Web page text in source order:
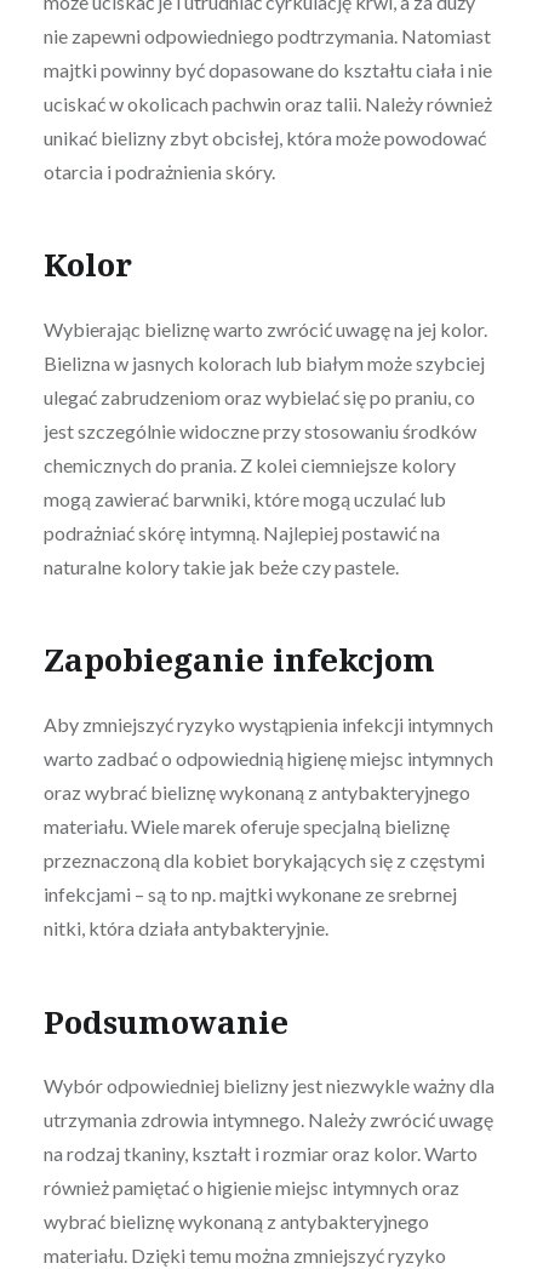
nie zapewni odpowiedniego podtrzymania. Natomiast
majtki powinny być dopasowane do kształtu ciała i nie
uciskać w okolicach pachwin oraz talii. Należy również
unikać bielizny zbyt obcisłej, która może powodować
otarcia i podrażnienia skóry.
Kolor
Wybierając bieliznę warto zwrócić uwagę na jej kolor.
Bielizna w jasnych kolorach lub białym może szybciej
ulegać zabrudzeniom oraz wybielać się po praniu, co
jest szczególnie widoczne przy stosowaniu środków
chemicznych do prania. Z kolei ciemniejsze kolory
mogą zawierać barwniki, które mogą uczulać lub
podrażniać skórę intymną. Najlepiej postawić na
naturalne kolory takie jak beże czy pastele.
Zapobieganie infekcjom
Aby zmniejszyć ryzyko wystąpienia infekcji intymnych
warto zadbać o odpowiednią higienę miejsc intymnych
oraz wybrać bieliznę wykonaną z antybakteryjnego
materiału. Wiele marek oferuje specjalną bieliznę
przeznaczoną dla kobiet borykających się z częstymi
infekcjami – są to np. majtki wykonane ze srebrnej
nitki, która działa antybakteryjnie.
Podsumowanie
Wybór odpowiedniej bielizny jest niezwykle ważny dla
utrzymania zdrowia intymnego. Należy zwrócić uwagę
na rodzaj tkaniny, kształt i rozmiar oraz kolor. Warto
również pamiętać o higienie miejsc intymnych oraz
wybrać bieliznę wykonaną z antybakteryjnego
materiału. Dzięki temu można zmniejszyć ryzyko